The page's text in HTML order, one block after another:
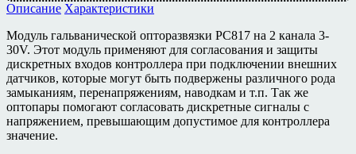
Описание Характеристики
Модуль гальванической опторазвязки PC817 на 2 канала 3-
30V. Этот модуль применяют для согласования и защиты
дискретных входов контроллера при подключении внешних
датчиков, которые могут быть подвержены различного рода
замыканиям, перенапряжениям, наводкам и т.п. Так же
оптопары помогают согласовать дискретные сигналы с
напряжением, превышающим допустимое для контроллера
значение.